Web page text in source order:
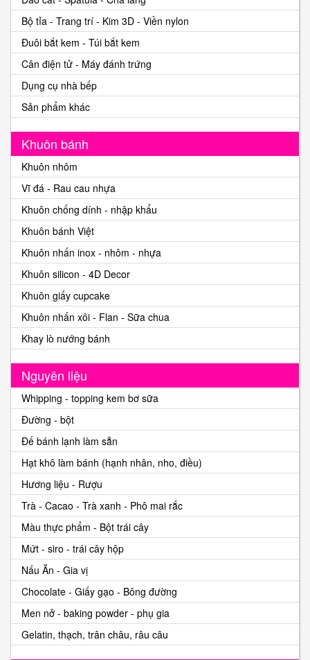
Bộ tỉa - Trang trí - Kim 3D - Viền nylon
Đuôi bắt kem - Túi bắt kem
Cân điện tử - Máy đánh trứng
Dụng cụ nhà bếp
Sản phẩm khác
Khuôn bánh
Khuôn nhôm
Vĩ đá - Rau cau nhựa
Khuôn chống dính - nhập khẩu
Khuôn bánh Việt
Khuôn nhấn inox - nhôm - nhựa
Khuôn silicon - 4D Decor
Khuôn giấy cupcake
Khuôn nhấn xôi - Flan - Sữa chua
Khay lò nướng bánh
Nguyên liệu
Whipping - topping kem bơ sữa
Đường - bột
Đế bánh lạnh làm sẵn
Hạt khô làm bánh (hạnh nhân, nho, điều)
Hương liệu - Rượu
Trà - Cacao - Trà xanh - Phô mai rắc
Màu thực phẩm - Bột trái cây
Mứt - siro - trái cây hộp
Nấu Ăn - Gia vị
Chocolate - Giấy gạo - Bông đường
Men nở - baking powder - phụ gia
Gelatin, thạch, trân châu, râu câu